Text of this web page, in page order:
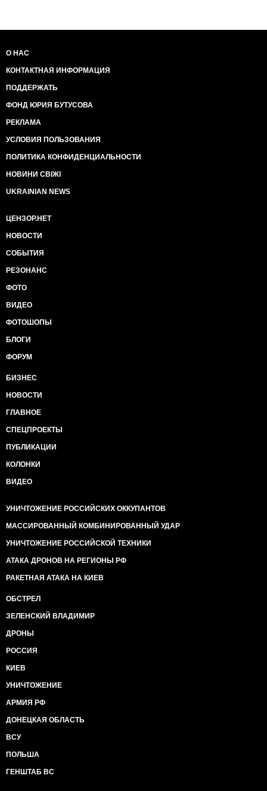
О НАС
КОНТАКТНАЯ ИНФОРМАЦИЯ
ПОДДЕРЖАТЬ
ФОНД ЮРИЯ БУТУСОВА
РЕКЛАМА
УСЛОВИЯ ПОЛЬЗОВАНИЯ
ПОЛИТИКА КОНФИДЕНЦИАЛЬНОСТИ
НОВИНИ СВІЖІ
UKRAINIAN NEWS
ЦЕНЗОР.НЕТ
НОВОСТИ
СОБЫТИЯ
РЕЗОНАНС
ФОТО
ВИДЕО
ФОТОШОПЫ
БЛОГИ
ФОРУМ
БИЗНЕС
НОВОСТИ
ГЛАВНОЕ
СПЕЦПРОЕКТЫ
ПУБЛИКАЦИИ
КОЛОНКИ
ВИДЕО
УНИЧТОЖЕНИЕ РОССИЙСКИХ ОККУПАНТОВ
МАССИРОВАННЫЙ КОМБИНИРОВАННЫЙ УДАР
УНИЧТОЖЕНИЕ РОССИЙСКОЙ ТЕХНИКИ
АТАКА ДРОНОВ НА РЕГИОНЫ РФ
РАКЕТНАЯ АТАКА НА КИЕВ
ОБСТРЕЛ
ЗЕЛЕНСКИЙ ВЛАДИМИР
ДРОНЫ
РОССИЯ
КИЕВ
УНИЧТОЖЕНИЕ
АРМИЯ РФ
ДОНЕЦКАЯ ОБЛАСТЬ
ВСУ
ПОЛЬША
ГЕНШТАБ ВС